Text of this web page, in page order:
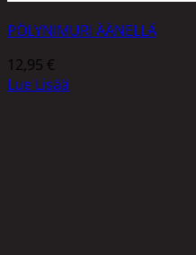
PÖLYNIMURI ÄÄNELLÄ
12,95 €
Lue Lisää